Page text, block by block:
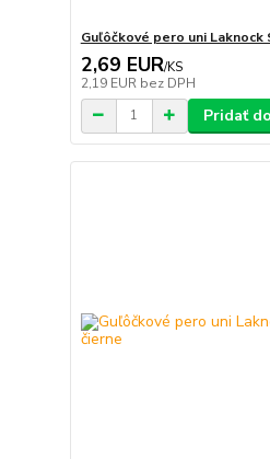
Guľôčkové pero uni Laknock
2,69 EUR/KS
2,19 EUR bez DPH
Pridať